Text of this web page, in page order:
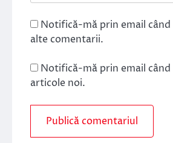
Notifică-mă prin email
alte comentarii.
Notifică-mă prin email
articole noi.